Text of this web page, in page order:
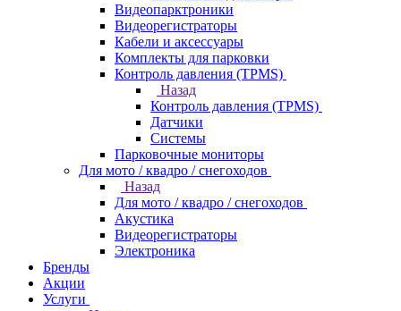
Видеопарктроники
Видеорегистраторы
Кабели и аксессуары
Комплекты для парковки
Контроль давления (TPMS)
Назад
Контроль давления (TPMS)
Датчики
Системы
Парковочные мониторы
Для мото / квадро / снегоходов
Назад
Для мото / квадро / снегоходов
Акустика
Видеорегистраторы
Электроника
Бренды
Акции
Услуги